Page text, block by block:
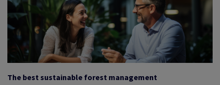
The best sustainable forest management